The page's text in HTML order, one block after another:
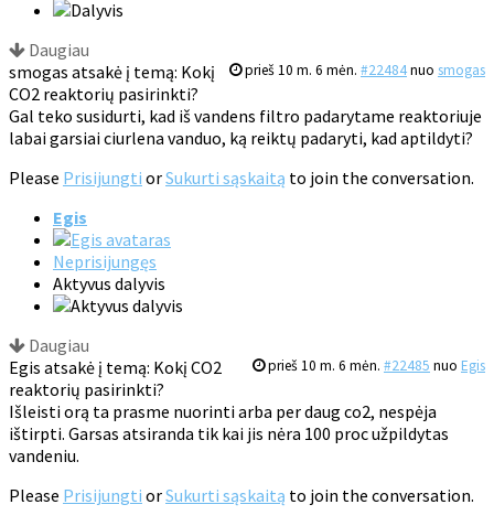
Daugiau
prieš 10 m. 6 mėn. #22484nuo smogas
smogas atsakė į temą: Kokį
CO2 reaktorių pasirinkti?
Gal teko susidurti, kad iš vandens filtro padarytame reaktoriuje
labai garsiai ciurlena vanduo, ką reiktų padaryti, kad aptildyti?
Please Prisijungti orSukurti sąskaitą to join the conversation.
Egis
Neprisijungęs
Aktyvus dalyvis
Daugiau
prieš 10 m. 6 mėn. #22485 nuo Egis
Egis atsakė į temą: Kokį CO2
reaktorių pasirinkti?
Išleisti orą ta prasme nuorinti arba per daug co2, nespėja
ištirpti. Garsas atsiranda tik kai jis nėra 100 proc užpildytas
vandeniu.
Please Prisijungti orSukurti sąskaitą to join the conversation.